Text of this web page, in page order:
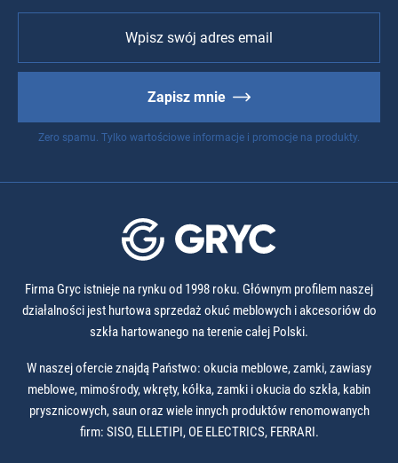
Zapisz mnie
Zero spamu. Tylko wartościowe informacje i promocje na produkty.
Firma Gryc istnieje na rynku od 1998 roku. Głównym profilem naszej
działalności jest hurtowa sprzedaż okuć meblowych i akcesoriów do
szkła hartowanego na terenie całej Polski.
W naszej ofercie znajdą Państwo: okucia meblowe, zamki, zawiasy
meblowe, mimośrody, wkręty, kółka, zamki i okucia do szkła, kabin
prysznicowych, saun oraz wiele innych produktów renomowanych
firm: SISO, ELLETIPI, OE ELECTRICS, FERRARI.